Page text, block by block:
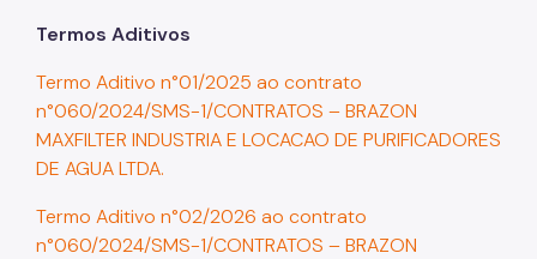
Atenção Hospitalar
Atenção Integral às Pessoas em Situação de
Acumulação
Biblioteca de Saúde
Cadastro Nacional de Estabelecimento de Saúde
Comitê de Ética em Pesquisa com Seres Humanos
Termos Aditivos
Termo Aditivo n°01/2025 ao contrato
n°060/2024/SMS-1/CONTRATOS – BRAZON
MAXFILTER INDUSTRIA E LOCACAO DE PURIFICADORES
DE AGUA LTDA.
Termo Aditivo n°02/2026 ao contrato
n°060/2024/SMS-1/CONTRATOS – BRAZON